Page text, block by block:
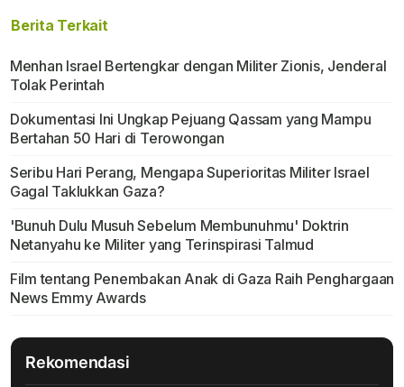
Berita Terkait
Menhan Israel Bertengkar dengan Militer Zionis, Jenderal
Tolak Perintah
Dokumentasi Ini Ungkap Pejuang Qassam yang Mampu
Bertahan 50 Hari di Terowongan
Seribu Hari Perang, Mengapa Superioritas Militer Israel
Gagal Taklukkan Gaza?
'Bunuh Dulu Musuh Sebelum Membunuhmu' Doktrin
Netanyahu ke Militer yang Terinspirasi Talmud
Film tentang Penembakan Anak di Gaza Raih Penghargaan
News Emmy Awards
Rekomendasi